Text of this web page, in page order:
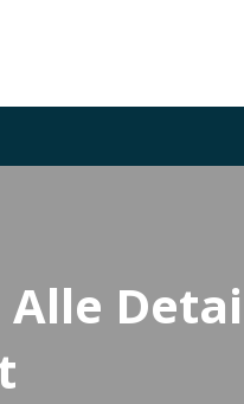
Alle